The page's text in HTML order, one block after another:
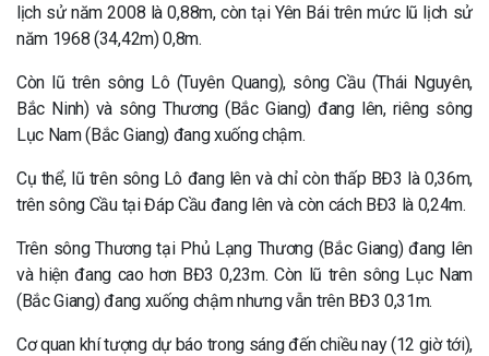
lịch sử năm 2008 là 0,88m, còn tại Yên Bái trên mức lũ lịch sử
năm 1968 (34,42m) 0,8m.
Còn lũ trên sông Lô (Tuyên Quang), sông Cầu (Thái Nguyên,
Bắc Ninh) và sông Thương (Bắc Giang) đang lên, riêng sông
Lục Nam (Bắc Giang) đang xuống chậm.
Cụ thể, lũ trên sông Lô đang lên và chỉ còn thấp BĐ3 là 0,36m,
trên sông Cầu tại Đáp Cầu đang lên và còn cách BĐ3 là 0,24m.
Trên sông Thương tại Phủ Lạng Thương (Bắc Giang) đang lên
và hiện đang cao hơn BĐ3 0,23m. Còn lũ trên sông Lục Nam
(Bắc Giang) đang xuống chậm nhưng vẫn trên BĐ3 0,31m.
Cơ quan khí tượng dự báo trong sáng đến chiều nay (12 giờ tới),